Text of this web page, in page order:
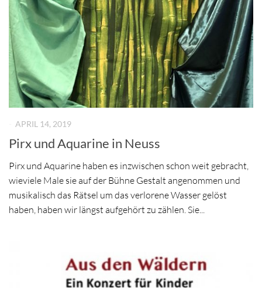
APRIL 14, 2019
Pirx und Aquarine in Neuss
Pirx und Aquarine haben es inzwischen schon weit gebracht,
wieviele Male sie auf der Bühne Gestalt angenommen und
musikalisch das Rätsel um das verlorene Wasser gelöst
haben, haben wir längst aufgehört zu zählen. Sie...